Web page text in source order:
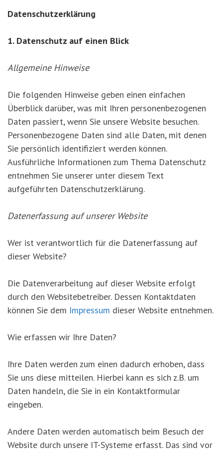
Suche
(Accesskey
Datenschutzerklärung
1. Datenschutz auf einen Blick
Allgemeine Hinweise
Die folgenden Hinweise geben einen einfachen
Überblick darüber, was mit Ihren personenbezogenen
Daten passiert, wenn Sie unsere Website besuchen.
Personenbezogene Daten sind alle Daten, mit denen
Sie persönlich identifiziert werden können.
Ausführliche Informationen zum Thema Datenschutz
entnehmen Sie unserer unter diesem Text
aufgeführten Datenschutzerklärung.
Datenerfassung auf unserer Website
Wer ist verantwortlich für die Datenerfassung auf
dieser Website?
Die Datenverarbeitung auf dieser Website erfolgt
durch den Websitebetreiber. Dessen Kontaktdaten
können Sie dem Impressum dieser Website entnehmen.
Wie erfassen wir Ihre Daten?
Ihre Daten werden zum einen dadurch erhoben, dass
Sie uns diese mitteilen. Hierbei kann es sich z.B. um
Daten handeln, die Sie in ein Kontaktformular
eingeben.
Andere Daten werden automatisch beim Besuch der
Website durch unsere IT-Systeme erfasst. Das sind vor